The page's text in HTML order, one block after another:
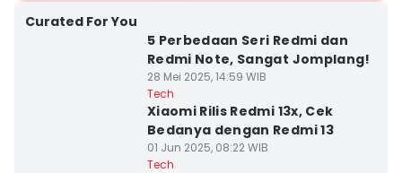
Curated For You
5 Perbedaan Seri Redmi dan
Redmi Note, Sangat Jomplang!
28 Mei 2025, 14:59 WIB
Tech
Xiaomi Rilis Redmi 13x, Cek
Bedanya dengan Redmi 13
01 Jun 2025, 08:22 WIB
Tech